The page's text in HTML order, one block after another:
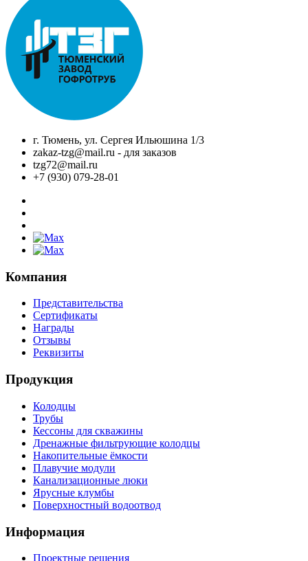
г. Тюмень, ул. Сергея Ильюшина 1/3
zakaz-tzg@mail.ru - для заказов
tzg72@mail.ru
+7 (930) 079-28-01
Компания
Представительства
Сертификаты
Награды
Отзывы
Реквизиты
Продукция
Колодцы
Трубы
Кессоны для скважины
Дренажные фильтрующие колодцы
Накопительные ёмкости
Плавучие модули
Канализационные люки
Ярусные клумбы
Поверхностный водоотвод
Информация
Проектные решения